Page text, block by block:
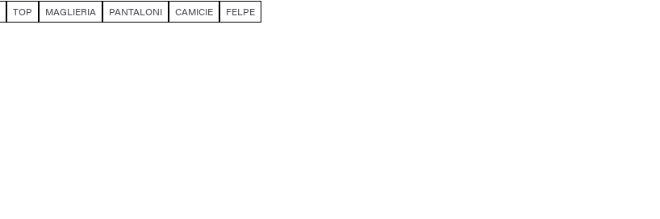
TOP MAGLIERIA PANTALONI CAMICIE FELPE